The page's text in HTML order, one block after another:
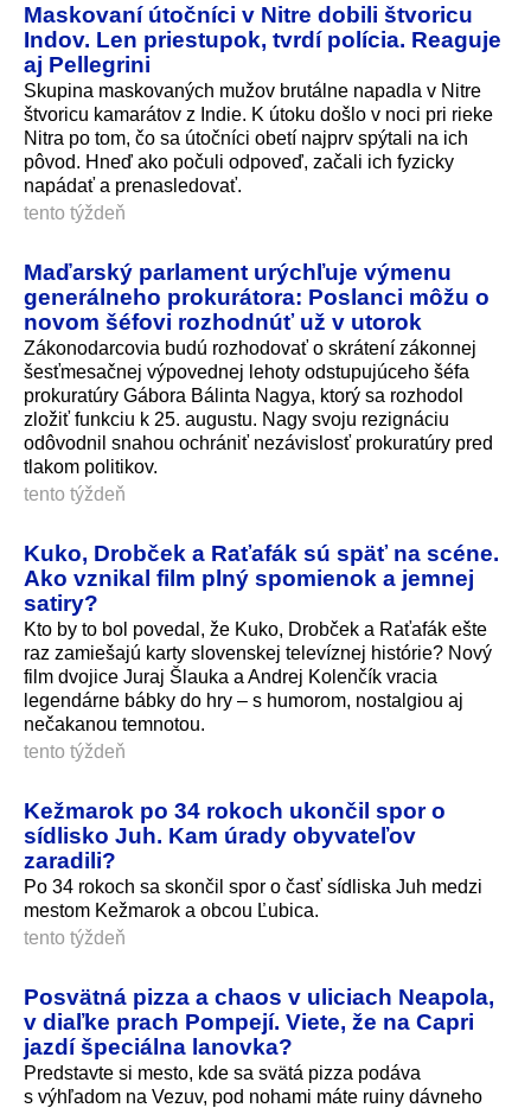
Maskovaní útočníci v Nitre dobili štvoricu
Indov. Len priestupok, tvrdí polícia. Reaguje
aj Pellegrini
Skupina maskovaných mužov brutálne napadla v Nitre
štvoricu kamarátov z Indie. K útoku došlo v noci pri rieke
Nitra po tom, čo sa útočníci obetí najprv spýtali na ich
pôvod. Hneď ako počuli odpoveď, začali ich fyzicky
napádať a prenasledovať.
tento týždeň
Maďarský parlament urýchľuje výmenu
generálneho prokurátora: Poslanci môžu o
novom šéfovi rozhodnúť už v utorok
Zákonodarcovia budú rozhodovať o skrátení zákonnej
šesťmesačnej výpovednej lehoty odstupujúceho šéfa
prokuratúry Gábora Bálinta Nagya, ktorý sa rozhodol
zložiť funkciu k 25. augustu. Nagy svoju rezignáciu
odôvodnil snahou ochrániť nezávislosť prokuratúry pred
tlakom politikov.
tento týždeň
Kuko, Drobček a Raťafák sú späť na scéne.
Ako vznikal film plný spomienok a jemnej
satiry?
Kto by to bol povedal, že Kuko, Drobček a Raťafák ešte
raz zamiešajú karty slovenskej televíznej histórie? Nový
film dvojice Juraj Šlauka a Andrej Kolenčík vracia
legendárne bábky do hry – s humorom, nostalgiou aj
nečakanou temnotou.
tento týždeň
Kežmarok po 34 rokoch ukončil spor o
sídlisko Juh. Kam úrady obyvateľov
zaradili?
Po 34 rokoch sa skončil spor o časť sídliska Juh medzi
mestom Kežmarok a obcou Ľubica.
tento týždeň
Posvätná pizza a chaos v uliciach Neapola,
v diaľke prach Pompejí. Viete, že na Capri
jazdí špeciálna lanovka?
Predstavte si mesto, kde sa svätá pizza podáva
s výhľadom na Vezuv, pod nohami máte ruiny dávneho